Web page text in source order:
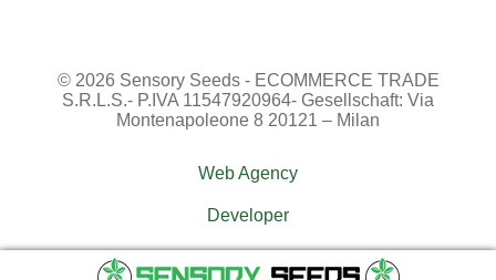
© 2026 Sensory Seeds - ECOMMERCE TRADE
S.R.L.S.- P.IVA 11547920964- Gesellschaft: Via
Montenapoleone 8 20121 – Milan
Web Agency
Developer